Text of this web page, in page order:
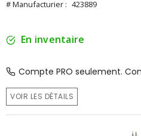
# Manufacturier : 423889
En inventaire
Compte PRO seulement.
VOIR LES DÉTAILS